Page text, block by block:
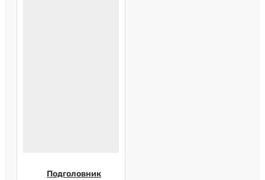
Подголовник